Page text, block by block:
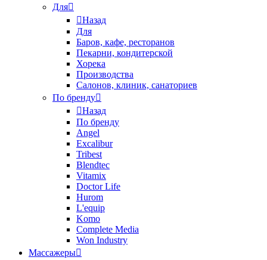
Для
Назад
Для
Баров, кафе, ресторанов
Пекарни, кондитерской
Хорека
Производства
Салонов, клиник, санаториев
По бренду
Назад
По бренду
Angel
Excalibur
Tribest
Blendtec
Vitamix
Doctor Life
Hurom
L'equip
Komo
Complete Media
Won Industry
Массажеры